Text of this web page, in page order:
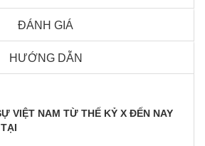
ĐÁNH GIÁ
HƯỚNG DẪN
VIỆT NAM TỪ THẾ KỶ X ĐẾN NAY